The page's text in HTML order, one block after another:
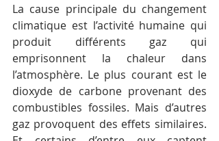
La cause principale du changement
climatique est l’activité humaine qui
produit différents gaz qui
emprisonnent la chaleur dans
l’atmosphère. Le plus courant est le
dioxyde de carbone provenant des
combustibles fossiles. Mais d’autres
gaz provoquent des effets similaires.